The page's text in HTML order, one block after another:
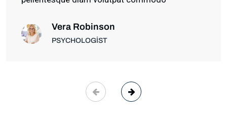
Vera Robinson
PSYCHOLOGIST